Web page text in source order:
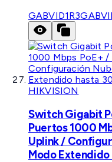
GABVID1R3
HIKVISION
Switch Gigabit
Puertos 1000
Uplink /
Modo